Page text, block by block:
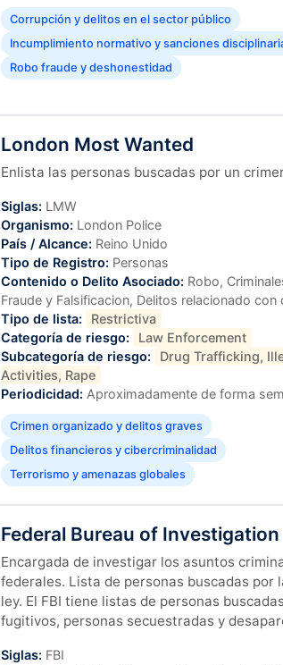
Corrupción y delitos en el sector público
Incumplimiento normativo y sanciones
Robo fraude y deshonestidad
London Most Wanted
Enlista las personas buscadas por un
Siglas: LMW
Organismo: London Police
País / Alcance: Reino Unido
Tipo de Registro: Personas
Contenido o Delito Asociado: Robo,
Fraude y Falsificacion, Delitos relacionado con
Tipo de lista:
Restrictiva
Categoría de riesgo:
Law Enforcement
Subcategoría de riesgo:
Drug Trafficking,
Activities, Rape
Periodicidad: Aproximadamente de forma
Crimen organizado y delitos graves
Delitos financieros y cibercriminalidad
Terrorismo y amenazas globales
Federal Bureau of Investigation
Encargada de investigar los asuntos
federales. Lista de personas buscadas por
ley. El FBI tiene listas de personas
fugitivos, personas secuestradas y
Siglas: FBI